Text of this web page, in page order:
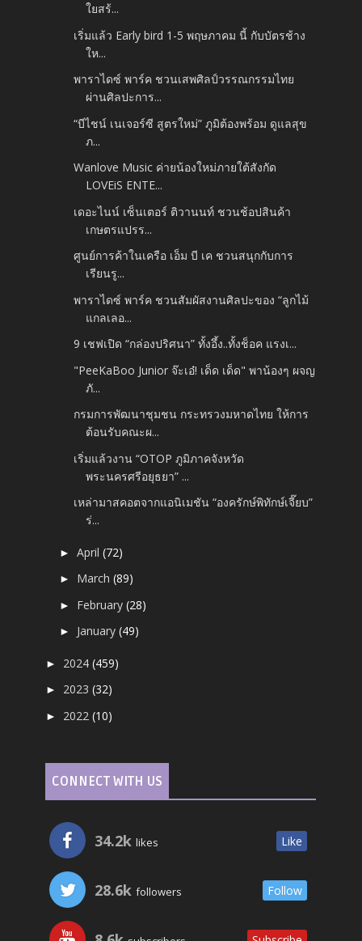
ใยสร้...
เริ่มแล้ว Early bird 1-5 พฤษภาคม นี้ กับบัตรช้าง
ให...
พาราไดซ์ พาร์ค ชวนเสพศิลป์วรรณกรรมไทย
ผ่านศิลปะการ...
“บีไชน์ เนเจอร์ซี สูตรใหม่” ภูมิต้องพร้อม ดูแลสุข
ภ...
Wanlove Music ค่ายน้องใหม่ภายใต้สังกัด
LOVEiS ENTE...
เดอะไนน์ เซ็นเตอร์ ติวานนท์ ชวนช้อปสินค้า
เกษตรแปรร...
ศูนย์การค้าในเครือ เอ็ม บี เค ชวนสนุกกับการ
เรียนรู...
พาราไดซ์ พาร์ค ชวนสัมผัสงานศิลปะของ “ลูกไม้
แกลเลอ...
9 เชฟเปิด “กล่องปริศนา” ทั้งอึ้ง..ทั้งช็อค แรงเ...
"PeeKaBoo Junior จ๊ะเอ๋! เด็ด เด็ด" พาน้องๆ ผจญ
ภั...
กรมการพัฒนาชุมชน กระทรวงมหาดไทย ให้การ
ต้อนรับคณะผ...
เริ่มแล้วงาน “OTOP ภูมิภาคจังหวัด
พระนครศรีอยุธยา” ...
เหล่ามาสคอตจากแอนิเมชัน “องครักษ์พิทักษ์เจี๊ยบ”
ร่...
►April(72)
► March(89)
► February(28)
► January(49)
► 2024(459)
► 2023(32)
► 2022(10)
CONNECT WITH US
34.2k likes Like
28.6k followers Follow